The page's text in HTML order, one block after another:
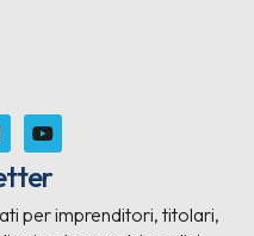
per imprenditori, titolari,